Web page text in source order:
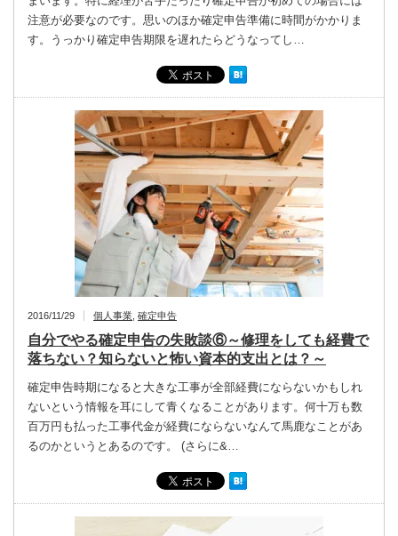
注意が必要なのです。思いのほか確定申告準備に時間がかかりま
す。うっかり確定申告期限を遅れたらどうなってし…
2016/11/29 個人事業 確定申告
自分でやる確定申告の失敗談⑥～修理をしても経費で
落ちない？知らないと怖い資本的支出とは？～
確定申告時期になると大きな工事が全部経費にならないかもしれ
ないという情報を耳にして青くなることがあります。何十万も数
百万円も払った工事代金が経費にならないなんて馬鹿なことがあ
るのかというとあるのです。 (さらに&…